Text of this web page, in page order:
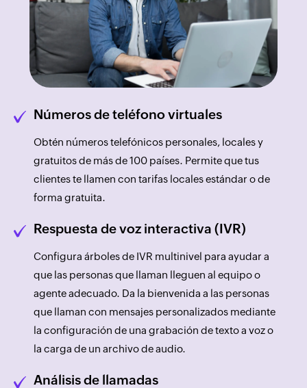
Números de teléfono virtuales
Obtén números telefónicos personales, locales y
gratuitos de más de 100 países. Permite que tus
clientes te llamen con tarifas locales estándar o de
forma gratuita.
Respuesta de voz interactiva (IVR)
Configura árboles de IVR multinivel para ayudar a
que las personas que llaman lleguen al equipo o
agente adecuado. Da la bienvenida a las personas
que llaman con mensajes personalizados mediante
la configuración de una grabación de texto a voz o
la carga de un archivo de audio.
Análisis de llamadas